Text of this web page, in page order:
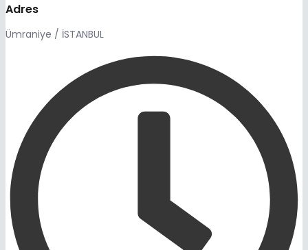
Adres
Ümraniye / İSTANBUL